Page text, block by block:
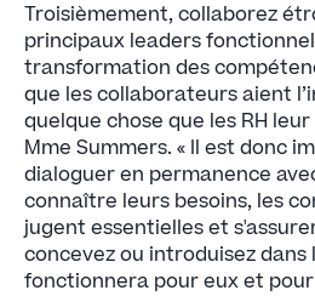
Troisièmement, collaborez
principaux leaders
transformation des
que les collaborateurs aient
quelque chose que les RH
Mme Summers. « Il est donc
dialoguer en permanence
connaître leurs besoins, les
jugent essentielles et
concevez ou introduisez dans
fonctionnera pour eux et